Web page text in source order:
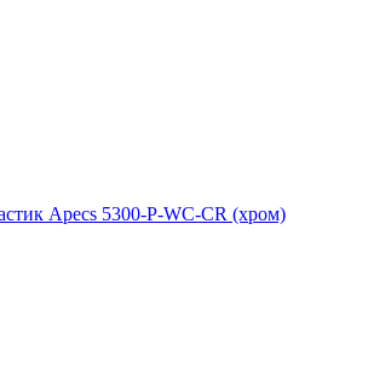
Apecs 5300-P-WC-CR (хром)